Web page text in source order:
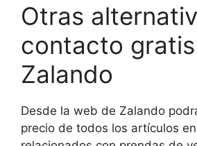
Otras
contacto
Zalando
Desde la web de Zalando
precio de todos los artículos